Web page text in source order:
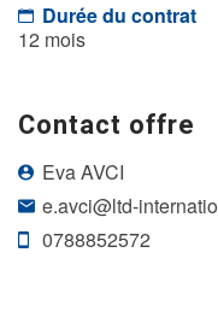
Durée du contrat
12 mois
Contact offre
Eva AVCI
e.avci@ltd-
0788852572